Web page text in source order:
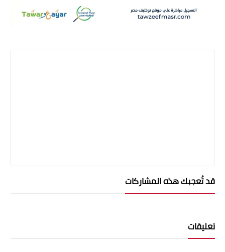
قد تُعجبك هذه المشاركات
تعليقات